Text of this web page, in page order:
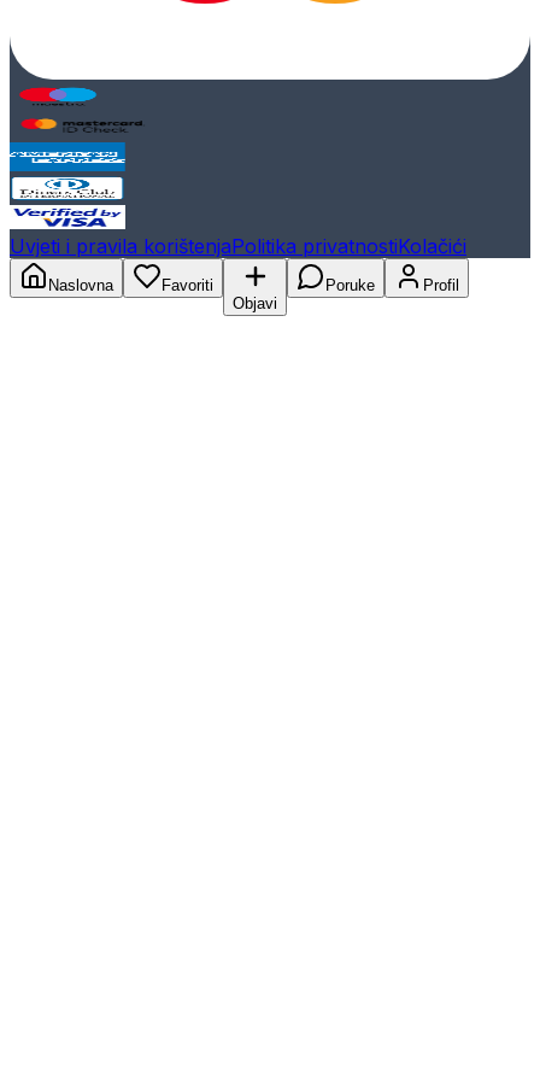
Uvjeti i pravila korištenjaPolitika privatnostiKolačići
Naslovna
Favoriti
Objavi
Poruke Profil